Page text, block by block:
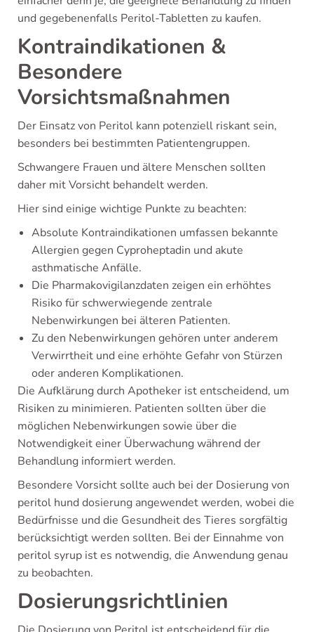
und gegebenenfalls Peritol-Tabletten zu kaufen.
Kontraindikationen &
Besondere
Vorsichtsmaßnahmen
Der Einsatz von Peritol kann potenziell riskant sein,
besonders bei bestimmten Patientengruppen.
Schwangere Frauen und ältere Menschen sollten
daher mit Vorsicht behandelt werden.
Hier sind einige wichtige Punkte zu beachten:
Absolute Kontraindikationen umfassen bekannte
Allergien gegen Cyproheptadin und akute
asthmatische Anfälle.
Die Pharmakovigilanzdaten zeigen ein erhöhtes
Risiko für schwerwiegende zentrale
Nebenwirkungen bei älteren Patienten.
Zu den Nebenwirkungen gehören unter anderem
Verwirrtheit und eine erhöhte Gefahr von Stürzen
oder anderen Komplikationen.
Die Aufklärung durch Apotheker ist entscheidend, um
Risiken zu minimieren. Patienten sollten über die
möglichen Nebenwirkungen sowie über die
Notwendigkeit einer Überwachung während der
Behandlung informiert werden.
Besondere Vorsicht sollte auch bei der Dosierung von
peritol hund dosierung angewendet werden, wobei die
Bedürfnisse und die Gesundheit des Tieres sorgfältig
berücksichtigt werden sollten. Bei der Einnahme von
peritol syrup ist es notwendig, die Anwendung genau
zu beobachten.
Dosierungsrichtlinien